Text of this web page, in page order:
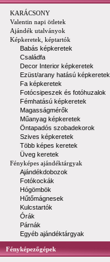
KARÁCSONY
Valentin napi ötletek
Ajándék utalványok
Képkeretek, képtartók
Babás képkeretek
Családfa
Decor Interior képkeretek
Ezüst/arany hatású képkeretek
Fa képkeretek
Fotócsipeszek és fotóhuzalok
Fémhatású képkeretek
Magasságmérők
Műanyag képkeretek
Öntapadós szobadekorok
Szives képkeretek
Több képes keretek
Üveg keretek
Fényképes ajándéktárgyak
Ajándékdobozok
Fotókockák
Hógömbök
Hűtőmágnesek
Kulcstartók
Órák
Párnák
Egyéb ajándéktárgyak
Fényképezőgépek